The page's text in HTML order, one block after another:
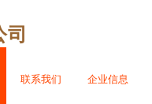
司
联系我们 企业信息